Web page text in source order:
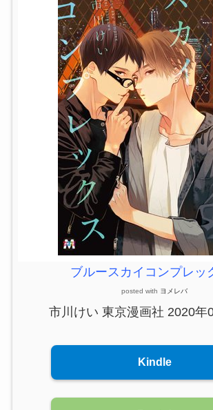
ブルースカイコンプレッ
posted with ヨメレバ
市川けい 東京漫画社 2020年
Kindle